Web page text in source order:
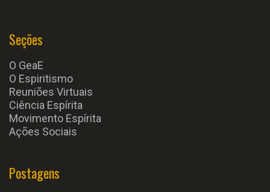
Seções
O GeaE
O Espiritismo
Reuniões Virtuais
Ciência Espírita
Movimento Espírita
Ações Sociais
Postagens